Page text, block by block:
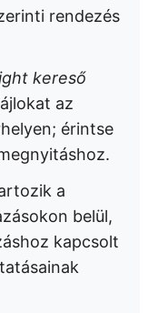
rendezés
kereső
az
érintse
a
belül,
kapcsolt